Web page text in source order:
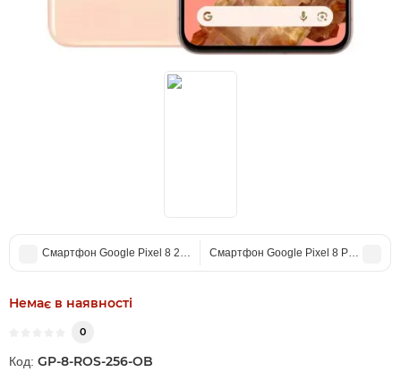
Смартфон Google Pixel 8 256Gb Obsidian G9BQD US (Open Box)
Смартфон Google Pixel 8 Pro 128Gb
Немає в наявності
0
Код: GP-8-ROS-256-OB